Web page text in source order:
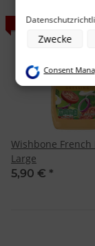
AUSVERKAUFT
Wishbone French
Large
5,90 € *
Zwecke der
Verwendung
Erstellung von
Verwendung
Messung der
Messung der
Analyse von
Daten aus
Entwicklung
Verwendung
Besondere
Zwecke
Consent